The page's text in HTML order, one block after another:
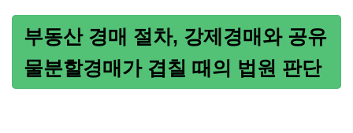
부동산 경매 절차, 강제경매와 공유
물분할경매가 겹칠 때의 법원 판단